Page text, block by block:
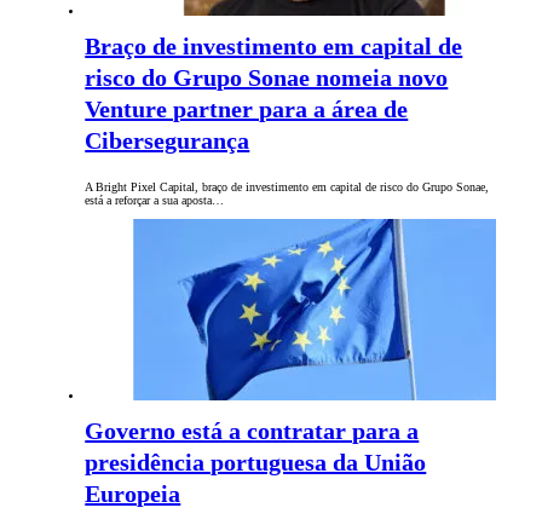
Braço de investimento em capital de
risco do Grupo Sonae nomeia novo
Venture partner para a área de
Cibersegurança
A Bright Pixel Capital, braço de investimento em capital de risco do Grupo Sonae,
está a reforçar a sua aposta…
Governo está a contratar para a
presidência portuguesa da União
Europeia